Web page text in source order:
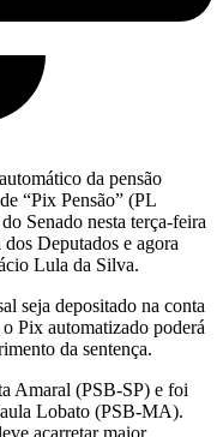
da pensão
“Pix Pensão” (PL
Senado nesta terça-feira
Deputados e agora
Lula da Silva.
seja depositado na conta
Pix automatizado poderá
da sentença.
Amaral (PSB-SP) e foi
Lobato (PSB-MA).
acarretar maior